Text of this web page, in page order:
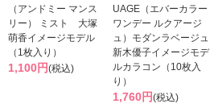
（アンドミー マンス
リー） ミスト 大塚
萌香イメージモデル
（1枚入り）
1,100円(税込)
UAGE（エバーカラー
ワンデー ルクアージ
ュ）モダンラベージュ
新木優子イメージモデ
ルカラコン（10枚入
り）
1,760円(税込)